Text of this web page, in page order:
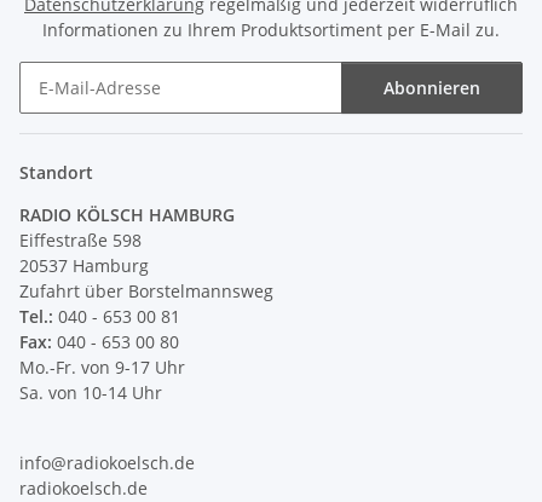
Informationen zu Ihrem Produktsortiment per E-Mail zu.
Abonnieren
Standort
RADIO KÖLSCH HAMBURG
Eiffestraße 598
20537 Hamburg
Zufahrt über Borstelmannsweg
Tel.: 040 - 653 00 81
Fax: 040 - 653 00 80
Mo.-Fr. von 9-17 Uhr
Sa. von 10-14 Uhr
info@radiokoelsch.de
radiokoelsch.de